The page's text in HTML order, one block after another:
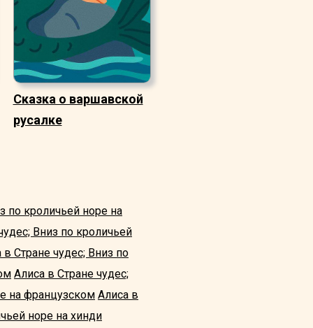
Сказка о варшавской
русалке
по кроличьей норе на
Вниз по кроличьей
в Стране чудес; Вниз по
Алиса в Стране чудес;
на французском Алиса в
норе на хинди